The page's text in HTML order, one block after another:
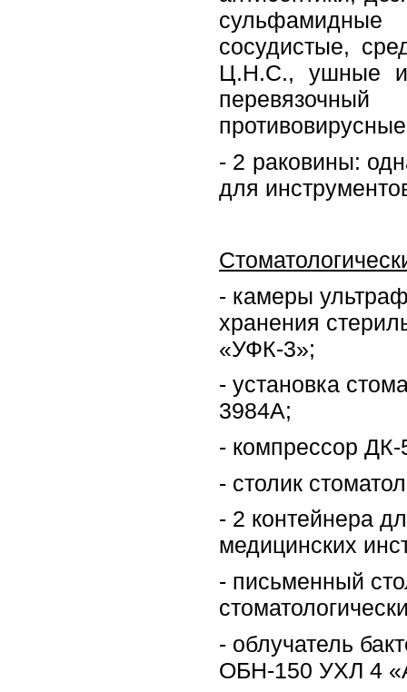
сульфамидные
сосудистые,
Ц.Н.С., ушные и
- 2 раковины:
для
- камеры
хранения
«УФК-3»;
- установка
3984А;
- компрессор ДК-
- столик
- 2 контейнера
медицинских
- письменный
- облучатель
ОБН-150 УХЛ 4